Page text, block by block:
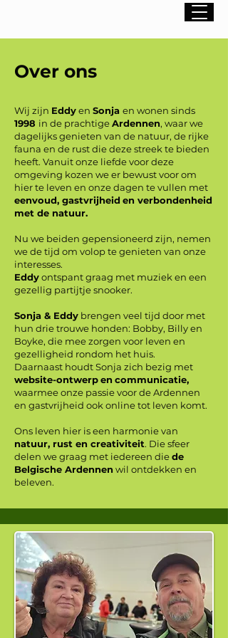
Over ons
Wij zijn Eddyen Sonja en wonen sinds
1998 in de prachtigeArdennen, waar we
dagelijks genieten van de natuur, de rijke
fauna en de rust die deze streek te bieden
heeft. Vanuit onze liefde voor deze
omgeving kozen we er bewust voor om
hier te leven en onze dagen te vullen met
eenvoud, gastvrijheid en verbondenheid
met de natuur.
Nu we beiden gepensioneerd zijn, nemen
we de tijd om volop te genieten van onze
interesses.
Eddyontspant graag met muziek en een
gezellig partijtje snooker.
Sonja & Eddy brengen veel tijd door met
hun drie trouwe honden: Bobby, Billy en
Boyke, die mee zorgen voor leven en
gezelligheid rondom het huis.
Daarnaast houdt Sonja zich bezig met
website-ontwerpen communicatie,
waarmee onze passie voor de Ardennen
en gastvrijheid ook online tot leven komt.
Ons leven hier is een harmonie van
natuur, rust en creativiteit. Die sfeer
delen we graag met iedereen diede
Belgische Ardennen wil ontdekken en
beleven.